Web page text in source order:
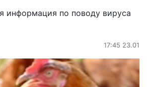
информация по поводу вируса
17:45 23.01